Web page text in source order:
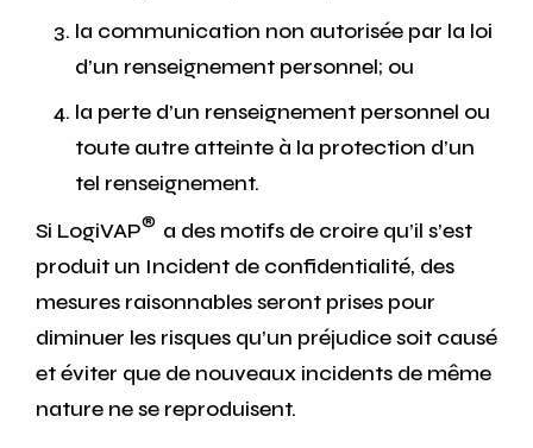
la communication non autorisée par la loi
d’un renseignement personnel; ou
la perte d’un renseignement personnel ou
toute autre atteinte à la protection d’un
tel renseignement.
Si LogiVAP® a des motifs de croire qu’il s’est
produit un Incident de confidentialité, des
mesures raisonnables seront prises pour
diminuer les risques qu’un préjudice soit causé
et éviter que de nouveaux incidents de même
nature ne se reproduisent.